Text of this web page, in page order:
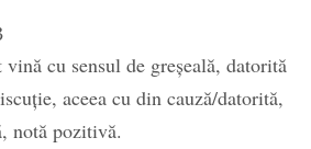
cu sensul de greșeală, datorită
aceea cu din cauză/datorită,
notă pozitivă.